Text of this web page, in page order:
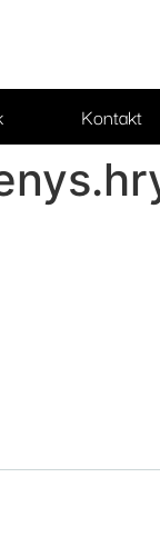
Kontakt